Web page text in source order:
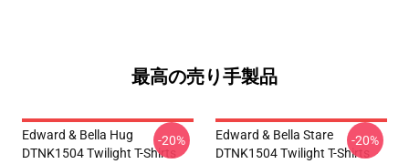
最高の売り手製品
Edward & Bella Hug
DTNK1504 Twilight T-Shirts
-20%
Edward & Bella Stare
DTNK1504 Twilight T-Shirts
-20%